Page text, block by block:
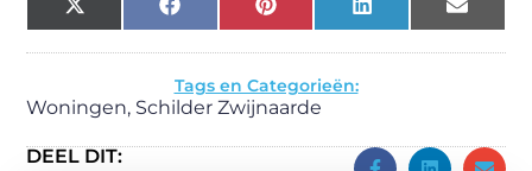
X
(Twitter)
FacebookPinterestLinkedIn Email
Tags en Categorieën:
Woningen, Schilder Zwijnaarde
DEEL DIT: